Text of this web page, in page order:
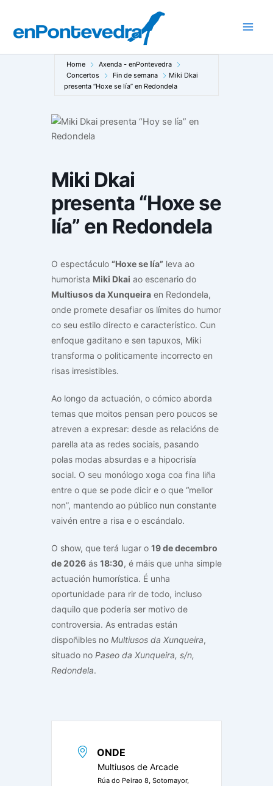
contido
Home
Axenda - enPontevedra
Concertos
Fin de semana
Miki Dkai
presenta “Hoxe se lía” en Redondela
Miki Dkai
presenta “Hoxe se
lía” en Redondela
O espectáculo “Hoxe se lía” leva ao
humorista Miki Dkai ao escenario do
Multiusos da Xunqueira en Redondela,
onde promete desafiar os límites do humor
co seu estilo directo e característico. Cun
enfoque gaditano e sen tapuxos, Miki
transforma o politicamente incorrecto en
risas irresistibles.
Ao longo da actuación, o cómico aborda
temas que moitos pensan pero poucos se
atreven a expresar: desde as relacións de
parella ata as redes sociais, pasando
polas modas absurdas e a hipocrisía
social. O seu monólogo xoga coa fina liña
entre o que se pode dicir e o que “mellor
non”, mantendo ao público nun constante
vaivén entre a risa e o escándalo.
O show, que terá lugar o 19 de decembro
de 2026 ás 18:30, é máis que unha simple
actuación humorística. É unha
oportunidade para rir de todo, incluso
daquilo que podería ser motivo de
controversia. As entradas están
dispoñibles no Multiusos da Xunqueira,
situado no Paseo da Xunqueira, s/n,
Redondela.
ONDE
Multiusos de Arcade
Rúa do Peirao 8, Sotomayor,